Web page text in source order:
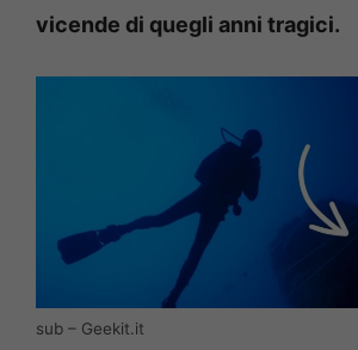
vicende di quegli anni tragici.
sub – Geekit.it